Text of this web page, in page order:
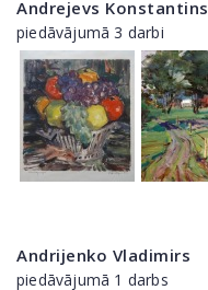
Andrejevs Konstantins
piedāvājumā 3 darbi
Andrijenko Vladimirs
piedāvājumā 1 darbs